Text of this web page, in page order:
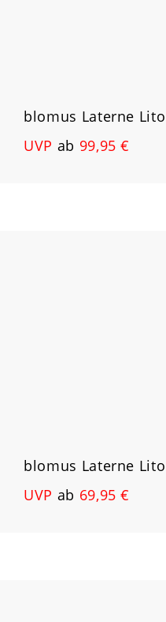
blomus Laterne Lito
UVP ab 99,95 €
blomus Laterne Lito
UVP ab 69,95 €